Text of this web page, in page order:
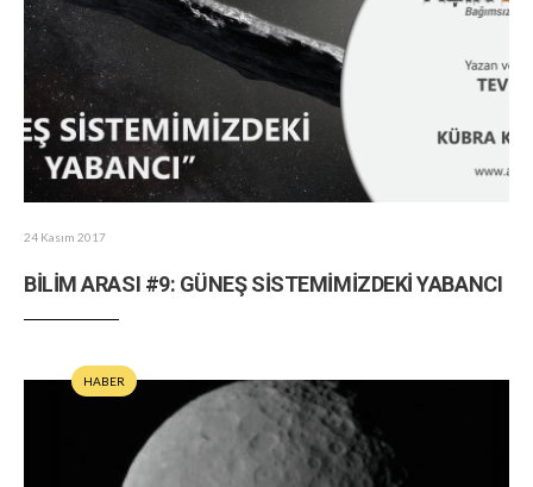
24 Kasım 2017
BİLİM ARASI #9: GÜNEŞ SİSTEMİMİZDEKİ YABANCI
HABER